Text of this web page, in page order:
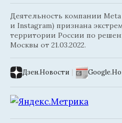
Деятельность компании
и Instagram) признана
территории России по
Москвы от 21.03.2022.
Дзен.Новости |